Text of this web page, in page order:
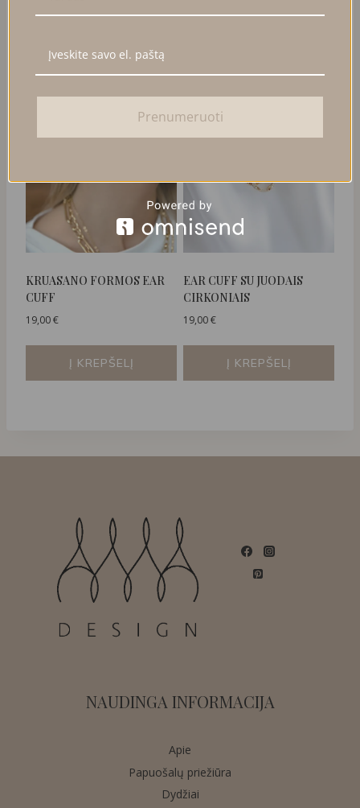
Į KREPŠELĮ DAUGIAU
KRUASANO FORMOS EAR
CUFF
19,00€
Į KREPŠELĮ
EAR CUFF SU JUODAIS
CIRKONIAIS
19,00€
Į KREPŠELĮ
NAUDINGA INFORMACIJA
Apie
Papuošalų priežiūra
Dydžiai
Prenumeruoti